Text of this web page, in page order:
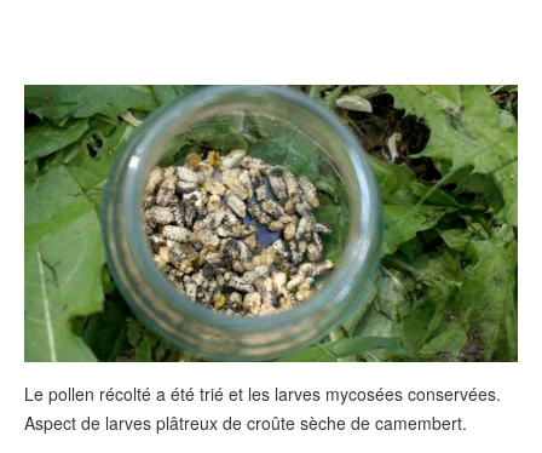
Le pollen récolté a été trié et les larves mycosées conservées.
Aspect de larves plâtreux de croûte sèche de camembert.